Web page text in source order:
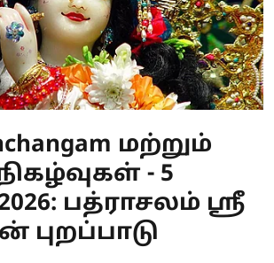
மற்றும்
- 5
பத்ராசலம் ஸ்ரீ
புறப்பாடு